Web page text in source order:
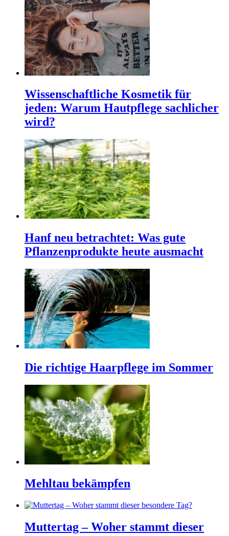
Wissenschaftliche Kosmetik für
jeden: Warum Hautpflege sachlicher
wird?
Hanf neu betrachtet: Was gute
Pflanzenprodukte heute ausmacht
Die richtige Haarpflege im Sommer
Mehltau bekämpfen
Muttertag – Woher stammt dieser